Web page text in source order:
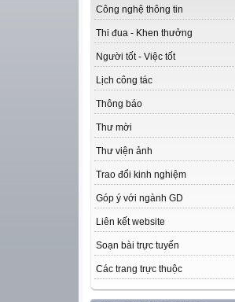
Công nghệ thông tin
Thi đua - Khen thưởng
Người tốt - Việc tốt
Lịch công tác
Thông báo
Thư mời
Thư viện ảnh
Trao đổi kinh nghiệm
Góp ý với ngành GD
Liên kết website
Soạn bài trực tuyến
Các trang trực thuộc